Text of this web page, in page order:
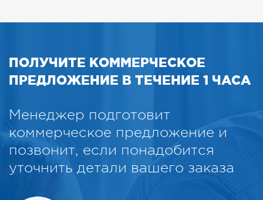
ПОЛУЧИТЕ КОММЕРЧЕСКОЕ
ПРЕДЛОЖЕНИЕ В ТЕЧЕНИЕ 1 ЧАСА
Менеджер подготовит
коммерческое предложение и
позвонит, если понадобится
уточнить детали вашего заказа